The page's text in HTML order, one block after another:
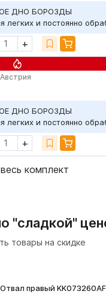
ДНО БОРОЗДЫ
легких и постоянно
+
Лемех правый (40см)
Австрия
ДНО БОРОЗДЫ
легких и постоянно
+
комплект
"сладкой"
товары на скидке
Отвал правый KK073260AF